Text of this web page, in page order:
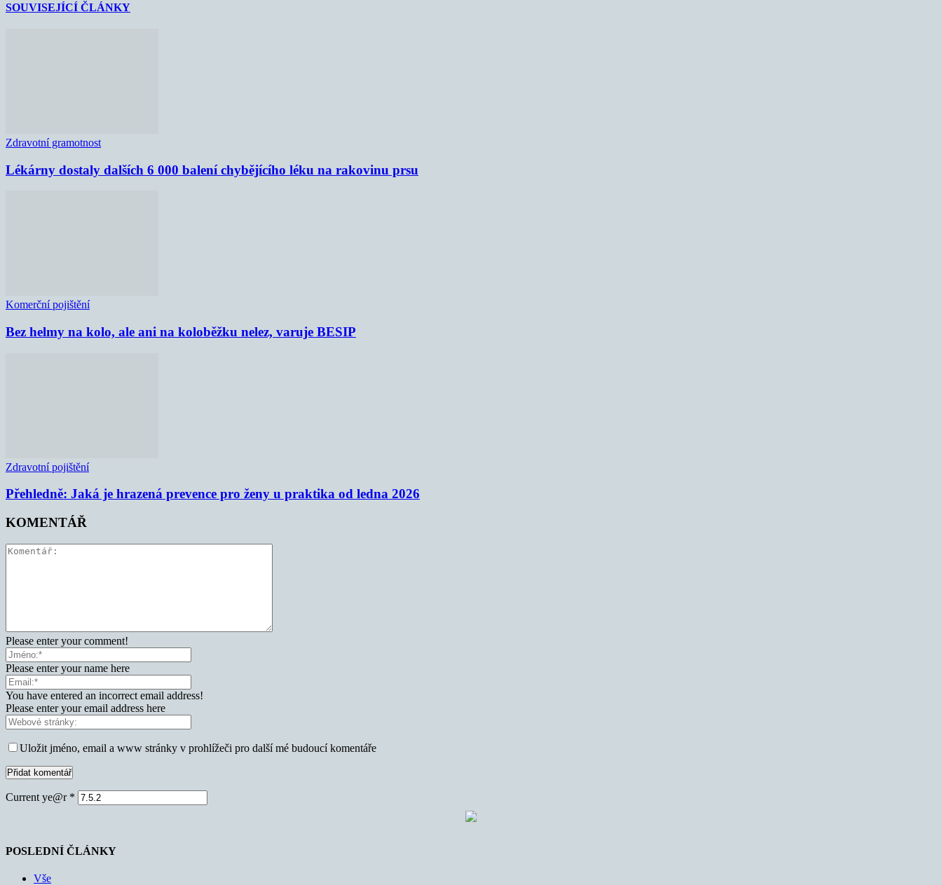
SOUVISEJÍCÍ ČLÁNKY
Zdravotní gramotnost
Lékárny dostaly dalších 6 000 balení chybějícího léku na rakovinu prsu
Komerční pojištění
Bez helmy na kolo, ale ani na koloběžku nelez, varuje BESIP
Zdravotní pojištění
Přehledně: Jaká je hrazená prevence pro ženy u praktika od ledna 2026
KOMENTÁŘ
Please enter your comment!
Please enter your name here
You have entered an incorrect email address!
Please enter your email address here
Uložit jméno, email a www stránky v prohlížeči pro další mé budoucí komentáře
Current ye@r *
POSLEDNÍ ČLÁNKY
Vše